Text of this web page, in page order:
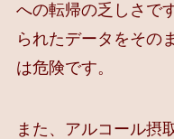
への転帰の乏しさで
られたデータをその
は危険です。
また、アルコール摂